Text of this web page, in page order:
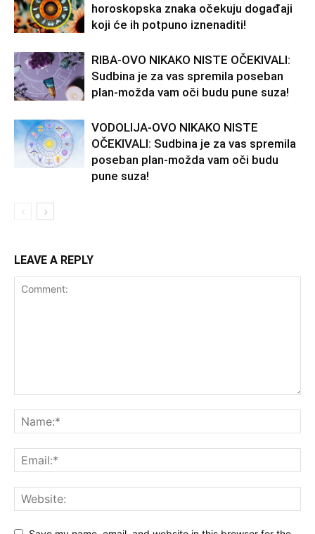
horoskopska znaka očekuju događaji
koji će ih potpuno iznenaditi!
RIBA-OVO NIKAKO NISTE OČEKIVALI:
Sudbina je za vas spremila poseban
plan-možda vam oči budu pune suza!
VODOLIJA-OVO NIKAKO NISTE
OČEKIVALI: Sudbina je za vas spremila
poseban plan-možda vam oči budu
pune suza!
LEAVE A REPLY